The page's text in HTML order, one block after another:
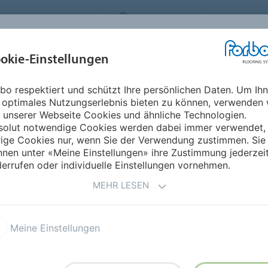
SYSTEMS SWITZERLAND
EINSATZBEREICHE NACHHALTIGKEIT
Einstellungen
respektiert und schützt Ihre persönlichen Daten. Um
Nutzungserlebnis bieten zu können, verwenden
unserer Webseite Cookies und ähnliche Technologien.
notwendige Cookies werden dabei immer verwendet,
Cookies nur, wenn Sie der Verwendung zustimmen. Sie
unter «Meine Einstellungen» ihre Zustimmung
oder individuelle Einstellungen vornehmen.
MEHR LESEN
Meine Einstellungen